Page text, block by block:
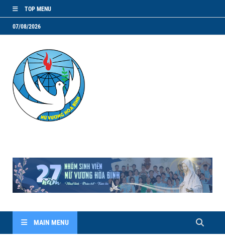
TOP MENU
07/08/2026
MAIN MENU